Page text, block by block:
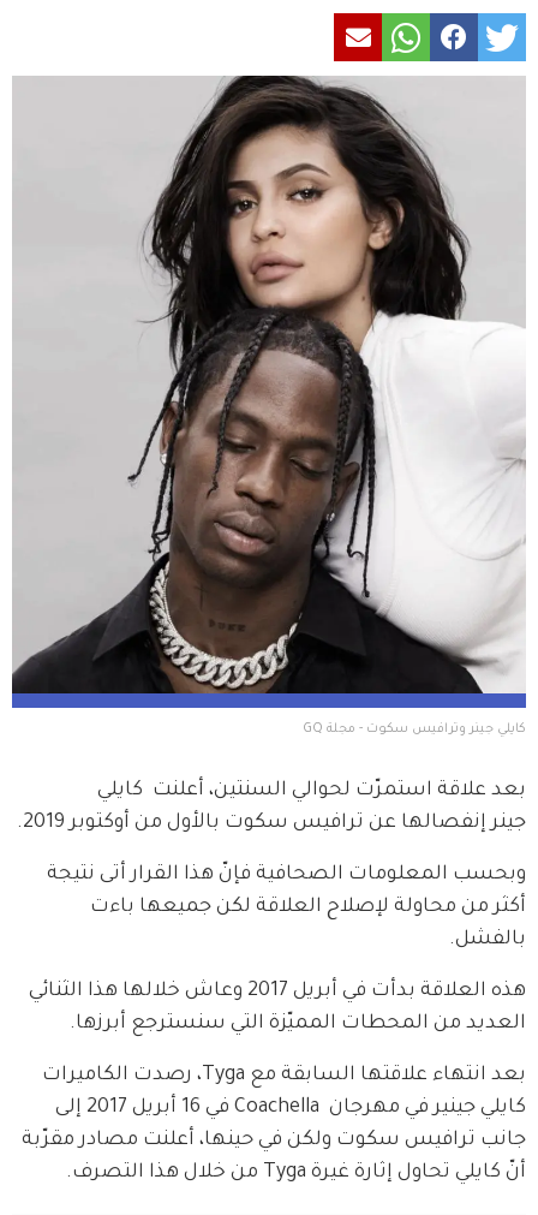
كايلي جينر وترافيس سكوت - مجلة GQ
بعد علاقة استمرّت لحوالي السنتين، أعلنت  كايلي
جينر إنفصالها عن ترافيس سكوت بالأول من أوكتوبر 2019.
وبحسب المعلومات الصحافية فإنّ هذا القرار أتى نتيجة
أكثر من محاولة لإصلاح العلاقة لكن جميعها باءت
بالفشل.
هذه العلاقة بدأت في أبريل 2017 وعاش خلالها هذا الثنائي
العديد من المحطات المميّزة التي سنسترجع أبرزها.
بعد انتهاء علاقتها السابقة مع Tyga، رصدت الكاميرات
كايلي جينير في مهرجان  Coachella في 16 أبريل 2017 إلى
جانب ترافيس سكوت ولكن في حينها، أعلنت مصادر مقرّبة
أنّ كايلي تحاول إثارة غيرة Tyga من خلال هذا التصرف.